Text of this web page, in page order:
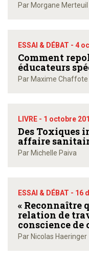
Par Morgane Merteuil
ESSAI & DÉBAT - 4
Comment
éducateurs
Par Maxime Chaffote
LIVRE - 1 octobre
Des Toxiques
affaire
Par Michelle Paiva
ESSAI & DÉBAT - 16
« Reconnaître
relation de
conscience de
Morgane
Par Nicolas Haeringer